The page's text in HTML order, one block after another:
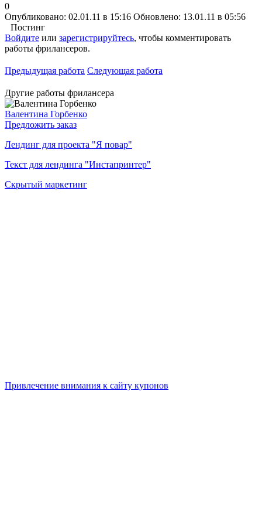
0
Опубликовано: 02.01.11 в 15:16 Обновлено: 13.01.11 в 05:56
Постинг
Войдите или зарегистрируйтесь, чтобы комментировать
работы фрилансеров.
Предыдущая работа Следующая работа
Другие работы фрилансера
Валентина Горбенко
Предложить заказ
Лендинг для проекта "Я повар"
Текст для лендинга "Инстапринтер"
Скрытый маркетинг
Привлечение внимания к сайту купонов